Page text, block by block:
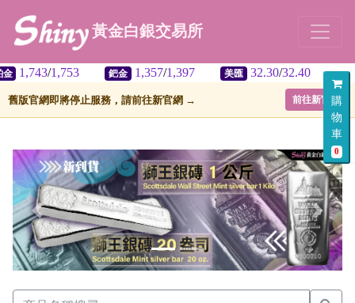
購
物
車
0
黃金白銀交易所
/1,753 1,357/1,397 32.30/32.40
舊版官網即將停止服務，請前往新官網 → 前往新官網
上一張 下一張